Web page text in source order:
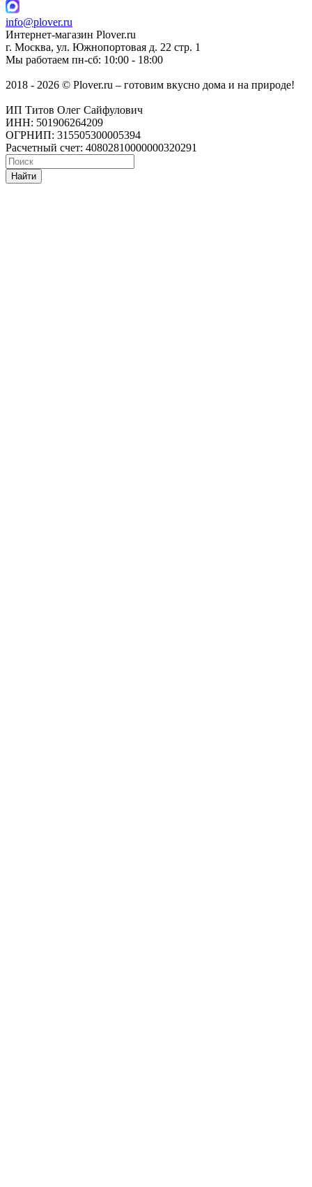
info@plover.ru
Интернет-магазин Plover.ru
г. Москва, ул. Южнопортовая д. 22 стр. 1
Мы работаем пн-сб: 10:00 - 18:00
2018 - 2026 © Plover.ru – готовим вкусно дома и на природе!
ИП Титов Олег Сайфулович
ИНН: 501906264209
ОГРНИП: 315505300005394
Расчетный счет: 40802810000000320291
Найти